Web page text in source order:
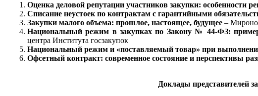
Оценка деловой репутации участников закупки: особенности
Списание неустоек по контрактам с гарантийными
Закупки малого объема: прошлое, настоящее, будущее –
Национальный режим в закупках по Закону № 44-ФЗ:
центра Института госзакупок
Национальный режим и «поставляемый товар» при
Офсетный контракт: современное состояние и перспективы
Доклады представителей